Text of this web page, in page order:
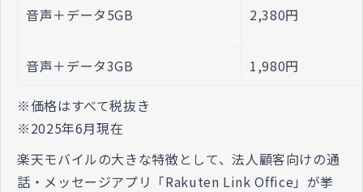
音声＋データ5GB 2,380円
音声＋データ3GB 1,980円
※価格はすべて税抜き
※2025年6月現在
楽天モバイルの大きな特徴として、法人顧客向けの通
話・メッセージアプリ「Rakuten Link Office」が挙